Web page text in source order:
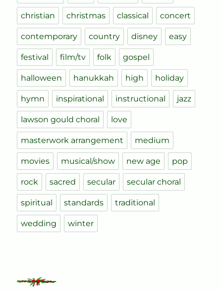
christian christmas classical concert
contemporary country disney easy
festival film/tv folk gospel
halloween hanukkah high holiday
hymn inspirational instructional jazz
lawson gould choral love
masterwork arrangement medium
movies musical/show new age pop
rock sacred secular secular choral
spiritual standards traditional
wedding winter